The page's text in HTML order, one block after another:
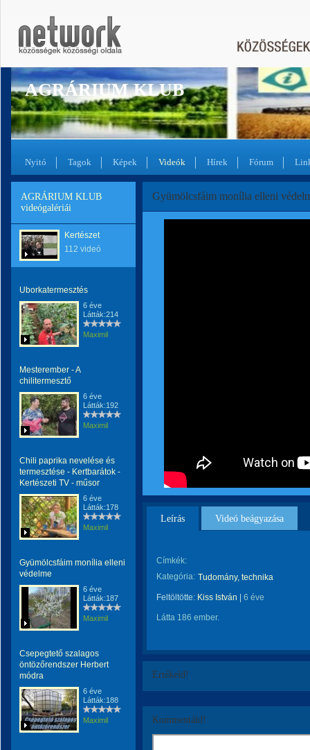
AGRÁRIUM KLUB
Nyitó Tagok Képek Videók Hírek Fórum
AGRÁRIUM KLUB
videógalériái
Kertészet
112 videó
Uborkatermesztés
6 éve
Látták:214
Maximil
Mesterember - A
chilitermesztő
6 éve
Látták:192
Maximil
Chili paprika nevelése és
termesztése - Kertbarátok -
Kertészeti TV - műsor
6 éve
Látták:178
Maximil
Gyümölcsfáim monília elleni
védelme
6 éve
Látták:187
Maximil
Csepegtető szalagos
öntözőrendszer Herbert
módra
6 éve
Látták:188
Maximil
Gyümölcsfáim monília elleni
Leírás Videó beágyazása
Címkék:
Kategória: Tudomány, technika
Feltöltötte: Kiss István 6 éve
Látta 186 ember.
Értékeld!
Kommentáld!